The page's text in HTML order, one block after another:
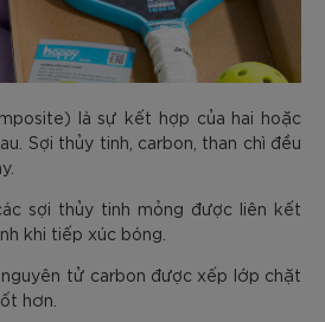
là sự kết hợp của hai hoặc
Sợi thủy tinh, carbon, than chì đều
sợi thủy tinh mỏng được liên kết
khi tiếp xúc bóng.
tử carbon được xếp lớp chặt
hơn.